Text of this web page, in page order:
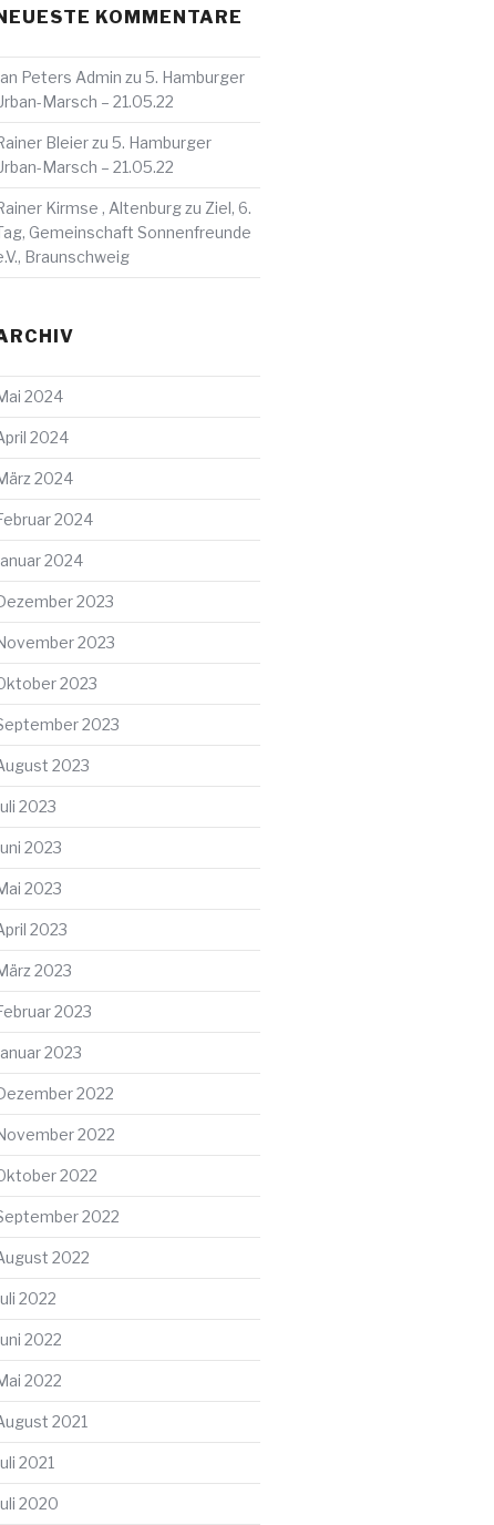
KOMMENTARE
Peters Admin zu5. Hamburger
Marsch – 21.05.22
Bleierzu5. Hamburger
Marsch – 21.05.22
Kirmse , Altenburgzu Ziel, 6.
Gemeinschaft Sonnenfreunde
Braunschweig
2024
2024
2024
2024
2024
2023
2023
2023
2023
2023
2023
2023
2023
2023
2023
2023
2023
2022
2022
2022
2022
2022
2022
2022
2022
2021
2021
2020